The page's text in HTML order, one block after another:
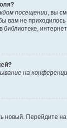
посещении , вы
вам не
на
новый. Перейдите